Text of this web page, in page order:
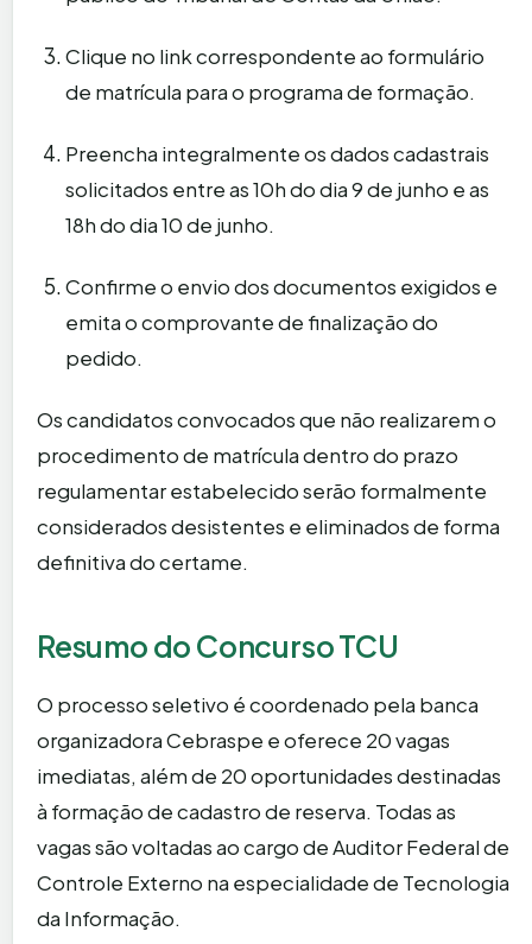
Clique no link correspondente ao formulário
de matrícula para o programa de formação.
Preencha integralmente os dados cadastrais
solicitados entre as 10h do dia 9 de junho e as
18h do dia 10 de junho.
Confirme o envio dos documentos exigidos e
emita o comprovante de finalização do
pedido.
Os candidatos convocados que não realizarem o
procedimento de matrícula dentro do prazo
regulamentar estabelecido serão formalmente
considerados desistentes e eliminados de forma
definitiva do certame.
Resumo do Concurso TCU
O processo seletivo é coordenado pela banca
organizadora Cebraspe e oferece 20 vagas
imediatas, além de 20 oportunidades destinadas
à formação de cadastro de reserva. Todas as
vagas são voltadas ao cargo de Auditor Federal de
Controle Externo na especialidade de Tecnologia
da Informação.